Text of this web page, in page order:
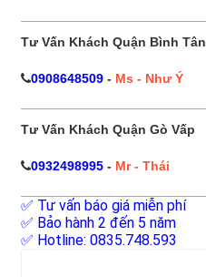
Tư Vấn Khách Quận Bình Tân
0908648509 - Ms - Như Ý
Tư Vấn Khách Quận Gò Vấp
0932498995 - Mr - Thái
✅ Tư vấn báo giá miễn phí
✅ Bảo hành 2 đến 5 năm
✅ Hotline: 0835.748.593